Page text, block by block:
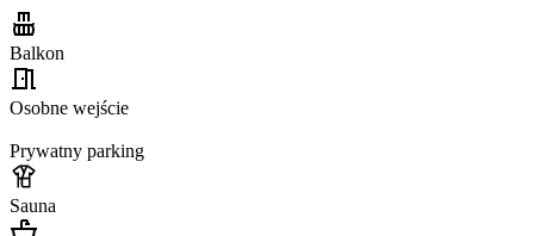
Balkon
Osobne wejście
Prywatny parking
Sauna